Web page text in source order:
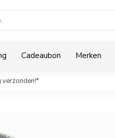
Cadeaubon Merken